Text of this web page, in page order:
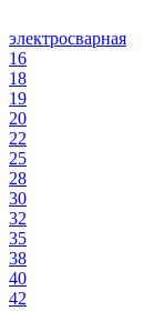
электросварная
16
18
19
20
22
25
28
30
32
35
38
40
42